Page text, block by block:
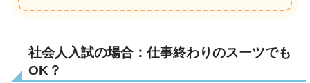
社会人入試の場合：仕事終わりのスーツでも
OK？